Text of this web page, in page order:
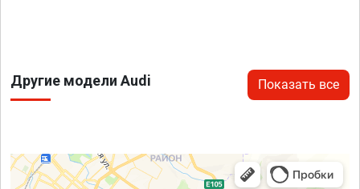
Другие модели Audi Показать все